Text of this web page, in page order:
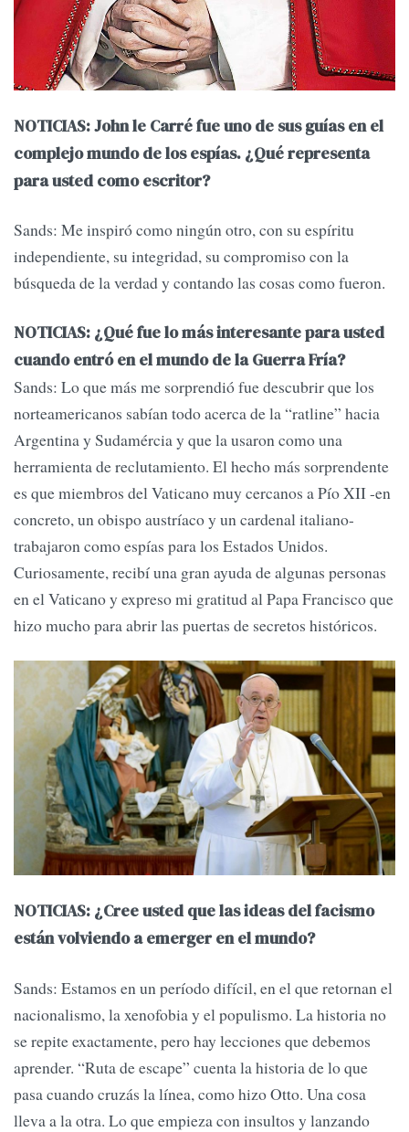
NOTICIAS: John le Carré fue uno de sus guías en el
complejo mundo de los espías. ¿Qué representa
para usted como escritor?
Sands: Me inspiró como ningún otro, con su espíritu
independiente, su integridad, su compromiso con la
búsqueda de la verdad y contando las cosas como fueron.
NOTICIAS: ¿Qué fue lo más interesante para usted
cuando entró en el mundo de la Guerra Fría?
Sands: Lo que más me sorprendió fue descubrir que los
norteamericanos sabían todo acerca de la “ratline” hacia
Argentina y Sudamércia y que la usaron como una
herramienta de reclutamiento. El hecho más sorprendente
es que miembros del Vaticano muy cercanos a Pío XII -en
concreto, un obispo austríaco y un cardenal italiano-
trabajaron como espías para los Estados Unidos.
Curiosamente, recibí una gran ayuda de algunas personas
en el Vaticano y expreso mi gratitud al Papa Francisco que
hizo mucho para abrir las puertas de secretos históricos.
NOTICIAS: ¿Cree usted que las ideas del facismo
están volviendo a emerger en el mundo?
Sands: Estamos en un período difícil, en el que retornan el
nacionalismo, la xenofobia y el populismo. La historia no
se repite exactamente, pero hay lecciones que debemos
aprender. “Ruta de escape” cuenta la historia de lo que
pasa cuando cruzás la línea, como hizo Otto. Una cosa
lleva a la otra. Lo que empieza con insultos y lanzando